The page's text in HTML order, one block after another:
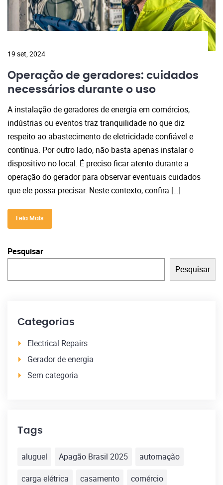
19 set, 2024
Operação de geradores: cuidados
necessários durante o uso
A instalação de geradores de energia em comércios,
indústrias ou eventos traz tranquilidade no que diz
respeito ao abastecimento de eletricidade confiável e
contínua. Por outro lado, não basta apenas instalar o
dispositivo no local. É preciso ficar atento durante a
operação do gerador para observar eventuais cuidados
que ele possa precisar. Neste contexto, confira […]
Leia Mais
Pesquisar
Pesquisar
Categorias
Electrical Repairs
Gerador de energia
Sem categoria
Tags
aluguel Apagão Brasil 2025
automação
carga elétrica
casamento
comércio